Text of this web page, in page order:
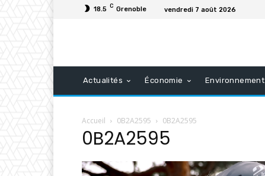
18.5 C Grenoble vendredi 7 août 2026
Actualités Économie Environnement
Accueil 0B2A2595 0B2A2595
0B2A2595